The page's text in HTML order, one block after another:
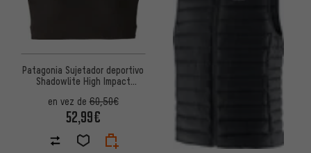
Patagonia Sujetador deportivo
Shadowlite High Impact
en vez de60,50€
52,99€